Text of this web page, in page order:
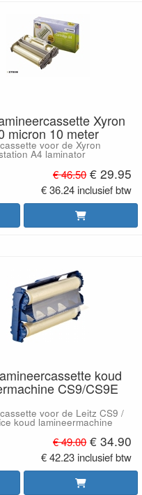
Xyron
micron 10 meter
voor de Xyron
A4 laminator
€ 46.50 € 29.95
€ 36.24 inclusief btw
koud
CS9/CS9E
voor de Leitz CS9 /
koud lamineermachine
€ 49.00 € 34.90
€ 42.23 inclusief btw